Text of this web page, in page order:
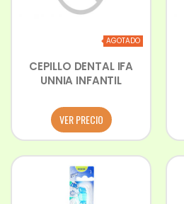
AGOTADO
CEPILLO DENTAL IFA
UNNIA INFANTIL
VER PRECIO